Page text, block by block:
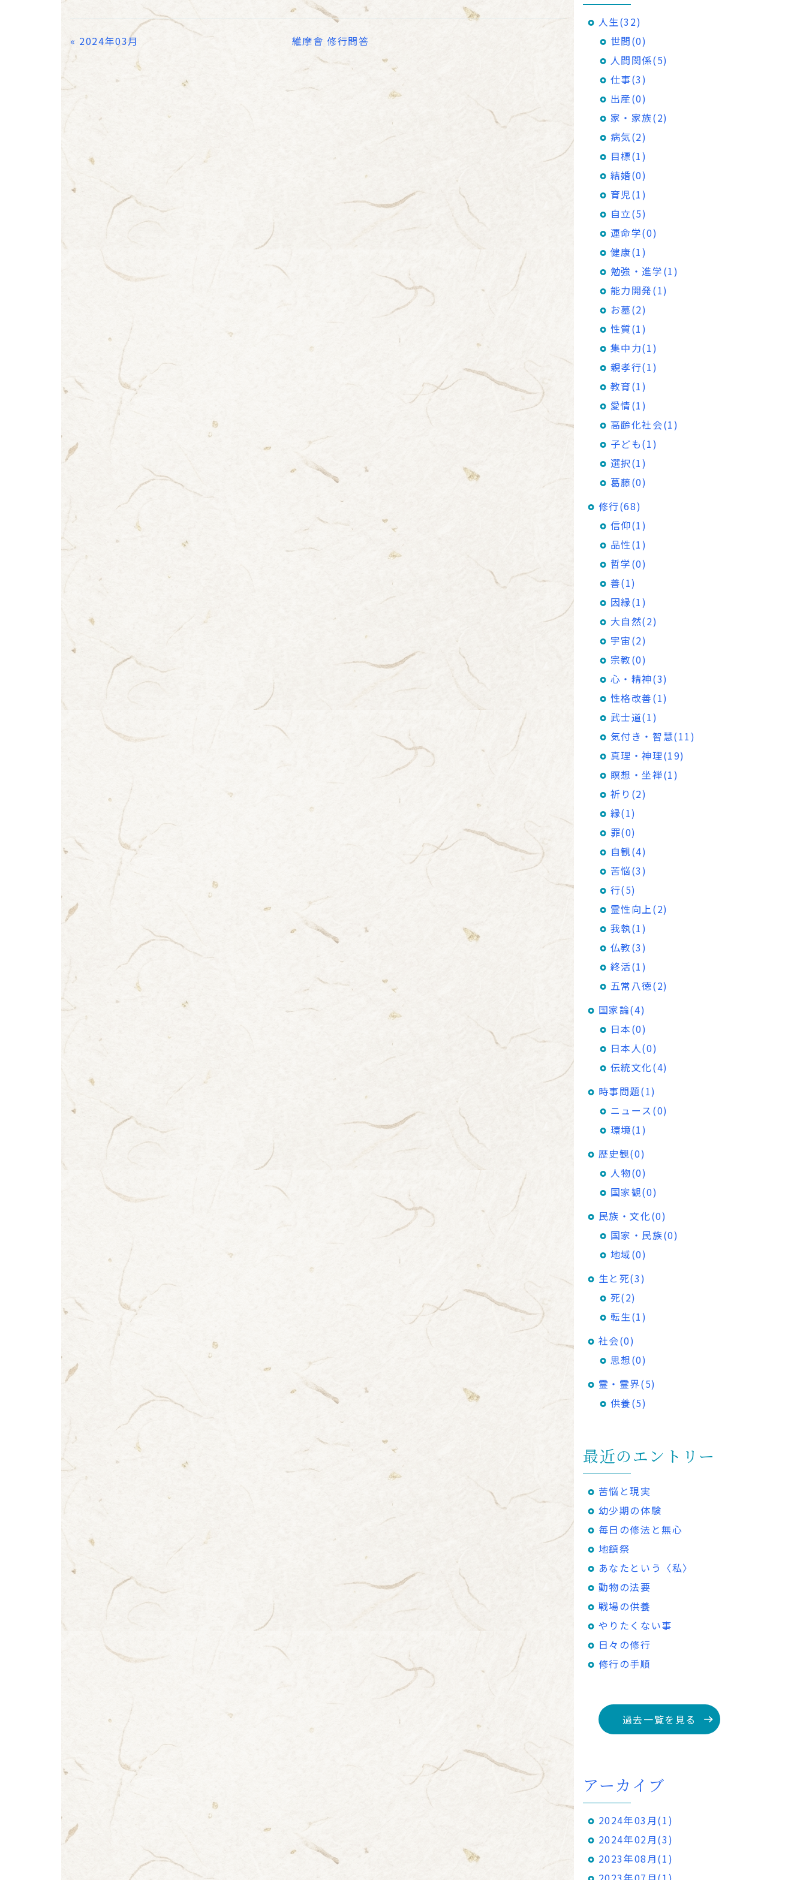
« 2024年03月 維摩會 修行問答
人生(32)
世間(0)
人間関係(5)
仕事(3)
出産(0)
家・家族(2)
病気(2)
目標(1)
結婚(0)
育児(1)
自立(5)
運命学(0)
健康(1)
勉強・進学(1)
能力開発(1)
お墓(2)
性質(1)
集中力(1)
親孝行(1)
教育(1)
愛情(1)
高齢化社会(1)
子ども(1)
選択(1)
葛藤(0)
修行(68)
信仰(1)
品性(1)
哲学(0)
善(1)
因縁(1)
大自然(2)
宇宙(2)
宗教(0)
心・精神(3)
性格改善(1)
武士道(1)
気付き・智慧(11)
真理・神理(19)
瞑想・坐禅(1)
祈り(2)
縁(1)
罪(0)
自観(4)
苦悩(3)
行(5)
霊性向上(2)
我執(1)
仏教(3)
終活(1)
五常八徳(2)
国家論(4)
日本(0)
日本人(0)
伝統文化(4)
時事問題(1)
ニュース(0)
環境(1)
歴史観(0)
人物(0)
国家観(0)
民族・文化(0)
国家・民族(0)
地域(0)
生と死(3)
死(2)
転生(1)
社会(0)
思想(0)
霊・霊界(5)
供養(5)
最近のエントリー
苦悩と現実
幼少期の体験
毎日の修法と無心
地鎮祭
あなたという〈私〉
動物の法要
戦場の供養
やりたくない事
日々の修行
修行の手順
過去一覧を見る
アーカイブ
2024年03月(1)
2024年02月(3)
2023年08月(1)